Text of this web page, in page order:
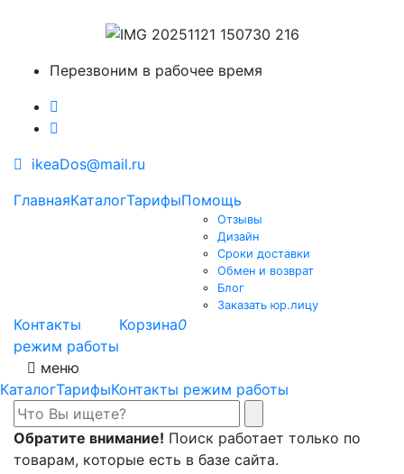
Перезвоним в рабочее время
ikeaDos@mail.ru
ГлавнаяКаталогТарифыПомощь
Отзывы
Дизайн
Сроки доставки
Обмен и возврат
Блог
Заказать юр.лицу
Контакты
режим работы
Корзина0
меню
КаталогТарифыКонтакты режим работы
Обратите внимание! Поиск работает только по
товарам, которые есть в базе сайта.